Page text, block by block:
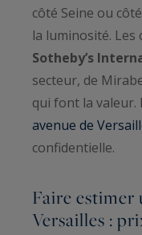
côté Seine ou
la luminosité. Les
Sotheby’s
secteur, de
qui font la valeur.
avenue de
confidentielle.
Faire estimer
Versailles :